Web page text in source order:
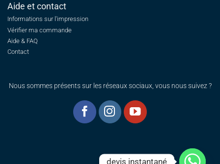
Aide et contact
Informations sur l'impression
Vérifier ma commande
Aide & FAQ
Contact
Nous sommes présents sur les réseaux sociaux, vous nous suivez ?
devis instantané